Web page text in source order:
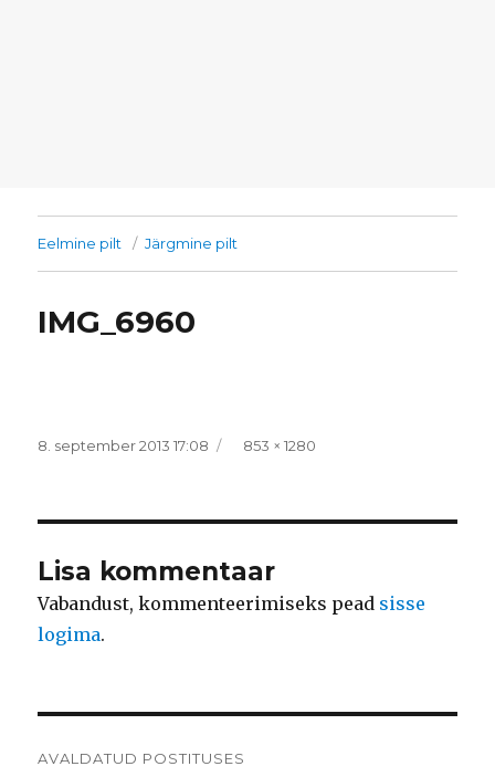
Eelmine pilt Järgmine pilt
IMG_6960
Postitatud
8. september 2013 17:08 Täissuurus
853 × 1280
Lisa kommentaar
Vabandust, kommenteerimiseks pead sisse
logima.
AVALDATUD POSTITUSES